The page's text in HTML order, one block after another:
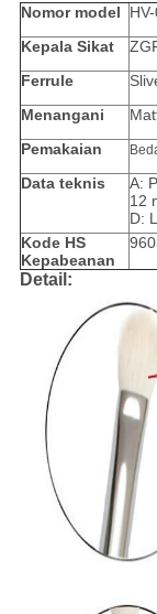
Nomor model
Kepala Sikat
Ferrule
Menangani
Pemakaian
Data teknis
A:
12
D:
Kode HS
Kepabeanan
Detail: